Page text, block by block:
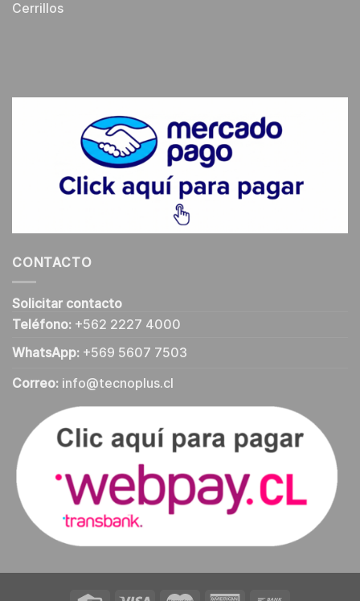
Cerrillos
CONTACTO
Solicitar contacto
Teléfono: +562 2227 4000
WhatsApp: +569 5607 7503
Correo: info@tecnoplus.cl